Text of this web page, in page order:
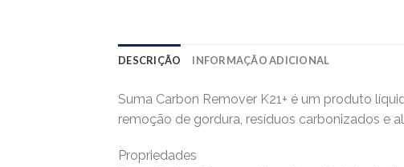
DESCRIÇÃO INFORMAÇÃO ADICIONAL
Suma Carbon Remover K21+ é um produto
remoção de gordura, resíduos carbonizados e
Propriedades